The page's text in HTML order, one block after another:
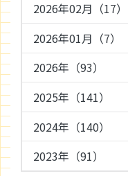
2026年02月（17）
2026年01月（7）
2026年（93）
2025年（141）
2024年（140）
2023年（91）